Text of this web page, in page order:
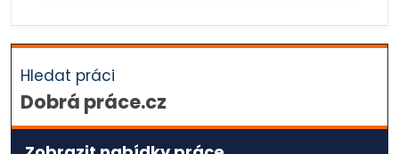
Hledat práci
Dobrá práce.cz